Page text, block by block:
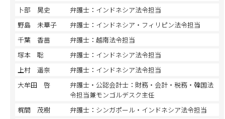
卜部 晃史
弁護士：インドネシア法令担当
野島 未華子
弁護士：インドネシア・フィリピン法令担当
千葉 香苗
弁護士：越南法令担当
塚本 聡
弁護士：インドネシア法令担当
上村 遥奈
弁護士：インドネシア法令担当
大牟田 啓
弁護士・公認会計士：財務・会計・税務・韓国法
令担当兼モンゴルデスク主任
梶間 茂樹
弁護士：シンガポール・インドネシア法令担当